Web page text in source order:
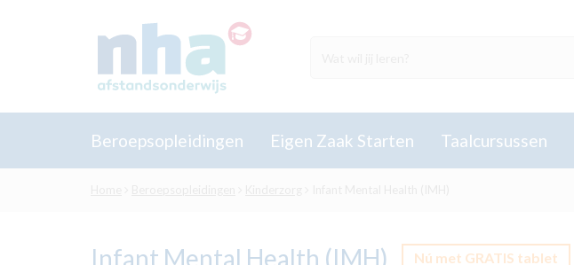
Beroepsopleidingen Eigen Zaak Starten Taalcursussen
Infant Mental Health (IMH) Nú met GRATIS tablet